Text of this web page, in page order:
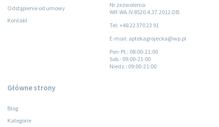
Odstąpienie od umowy
Kontakt
Nr zezwolenia:
WIF.WA.IV.8520.4.37.2012.DB
Tel: +48 22 370 23 91
E-mail: aptekagrojecka@wp.pl
Pon-Pt.: 08:00-21:00
Sob.: 09:00-21:00
Niedz.: 09:00-21:00
Główne strony
Blog
Kategorie